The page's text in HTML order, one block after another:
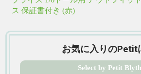
ス 保証書付き (赤)
お気に入りのPetit
Select by Petit